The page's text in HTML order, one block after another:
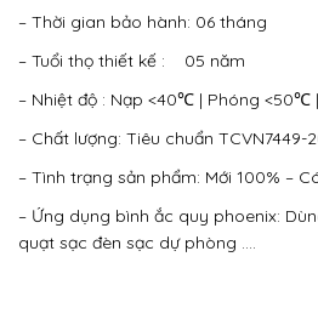
– Thời gian bảo hành: 06 tháng
– Tuổi thọ thiết kế : 05 năm
– Nhiệt độ : Nạp <40℃ | Phóng <50℃
– Chất lượng: Tiêu chuẩn TCVN7449-
– Tình trạng sản phẩm: Mới 100% –
– Ứng dụng bình ắc quy phoenix:
quạt sạc đèn sạc dự phòng ….